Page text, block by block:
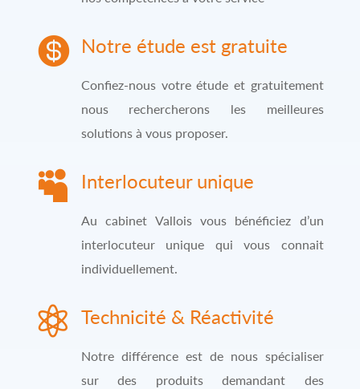
 Notre étude est gratuite
Confiez-nous votre étude et gratuitement
nous rechercherons les meilleures
solutions à vous proposer.
 Interlocuteur unique
Au cabinet Vallois vous bénéficiez d’un
interlocuteur unique qui vous connait
individuellement.
 Technicité & Réactivité
Notre différence est de nous spécialiser
sur des produits demandant des